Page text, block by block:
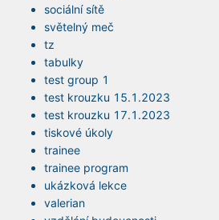
sociální sítě
světelný meč
tz
tabulky
test group 1
test krouzku 15.1.2023
test krouzku 17.1.2023
tiskové úkoly
trainee
trainee program
ukázková lekce
valerian